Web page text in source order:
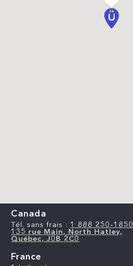
Canada
Tél. sans frais : 1 888 250-1850
135 rue Main, North Hatley,
Québec, J0B 2C0
France